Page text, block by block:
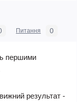
Питання 0
першими
результат -